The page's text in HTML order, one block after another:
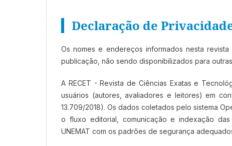
Declaração de
Os nomes e endereços informados nesta
publicação, não sendo disponibilizados para
A RECET - Revista de Ciências Exatas e
usuários (autores, avaliadores e leitores) em
13.709/2018). Os dados coletados pelo sistema
o fluxo editorial, comunicação e indexação
UNEMAT com os padrões de segurança